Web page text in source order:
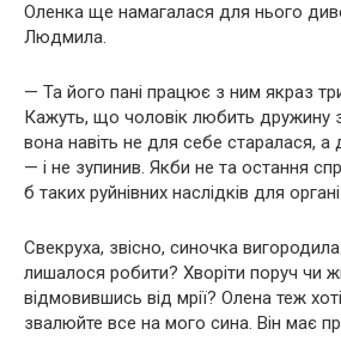
Оленка ще намагалася для нього
Людмила.
— Та його пані працює з ним якраз
Кажуть, що чоловік любить
вона навіть не для себе старалася, а
— і не зупинив. Якби не та остання
б таких руйнівних наслідків для
Свекруха, звісно, синочка
лишалося робити? Хворіти поруч чи
відмовившись від мрії? Олена теж
звалюйте все на мого сина. Він має